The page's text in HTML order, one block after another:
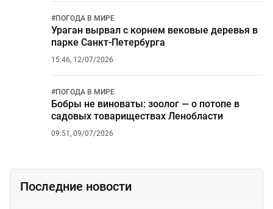
#ПОГОДА В МИРЕ
Ураган вырвал с корнем вековые деревья в
парке Санкт-Петербурга
15:46, 12/07/2026
#ПОГОДА В МИРЕ
Бобры не виноваты: зоолог — о потопе в
садовых товариществах Ленобласти
09:51, 09/07/2026
Последние новости